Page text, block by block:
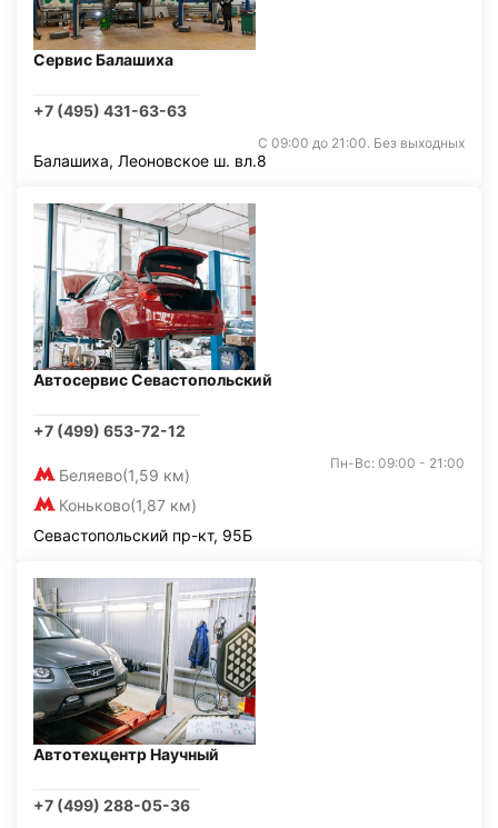
Сервис Балашиха
+7 (495) 431-63-63
С 09:00 до 21:00. Без выходных
Балашиха, Леоновское ш. вл.8
Автосервис Севастопольский
+7 (499) 653-72-12
Беляево(1,59 км)
Коньково(1,87 км)
Пн-Вс: 09:00 - 21:00
Севастопольский пр-кт, 95Б
Автотехцентр Научный
+7 (499) 288-05-36